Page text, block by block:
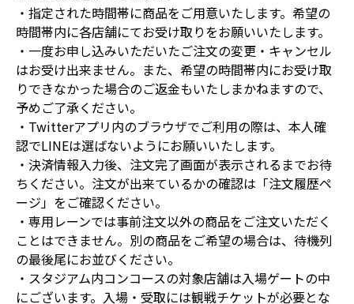
・指定された時間帯に商品をご用意いたします。希望の
時間帯内に各店舗にてお受け取りをお願いいたします。
・一度お申し込みいただいたご注文の変更・キャンセル
はお受け出来ません。また、希望の時間帯内にお受け取
りできなかった場合のご返金もいたしまかねますので、
予めご了承ください。
・Twitterアプリ内のブラウザでご利用の際は、本人確
認でLINEは選ばないようにお願いいたします。
・決済情報入力後、注文完了画面が表示されるまでお待
ちください。注文が出来ているかの確認は「注文履歴ペ
ージ」をご確認ください。
・専用レーンでは事前注文以外の商品をご注文いただく
ことはできません。別の商品をご希望の場合は、待機列
の最後尾にお並びください。
・スタジアム内コンコースの対象店舗は入場ゲートの中
にございます。入場・受取には観戦チケットが必要とな